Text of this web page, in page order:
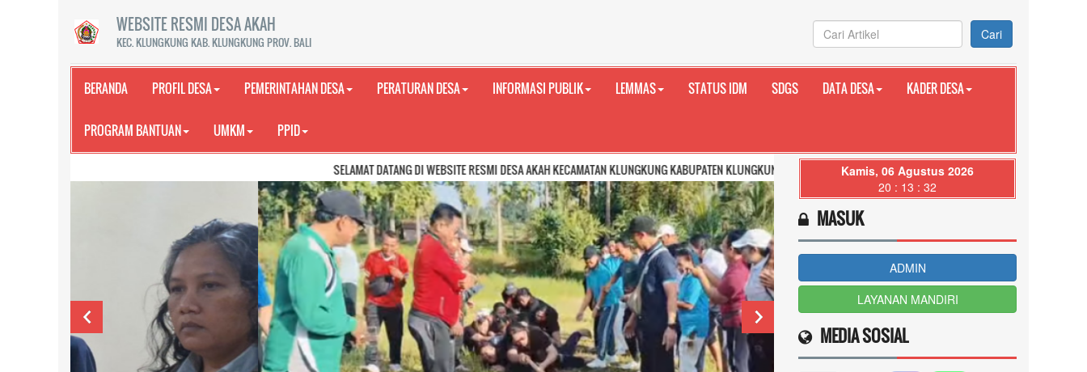
WEBSITE RESMI DESA AKAH
KEC. KLUNGKUNG KAB. KLUNGKUNG PROV. BALI Cari
BERANDA PROFIL DESA PEMERINTAHAN DESA PERATURAN DESA INFORMASI PUBLIK LEMMAS STATUS IDM SDGS DATA DESA KADER DESA
PROGRAM BANTUAN UMKM PPID
SELAMAT DATANG DI WEBSITE RESMI DESA AKAH KECAMATAN KLUNGKUNG KABUPATEN KLUNGKUNG PROVINSI BALI
Kamis, 06 Agustus 2026
20 : 13 : 34
MASUK
ADMIN
LAYANAN MANDIRI
MEDIA SOSIAL